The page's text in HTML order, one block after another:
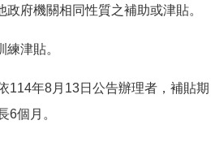
府機關相同性質之補助或津貼。
津貼。
114年8月13日公告辦理者，補貼期
6個月。